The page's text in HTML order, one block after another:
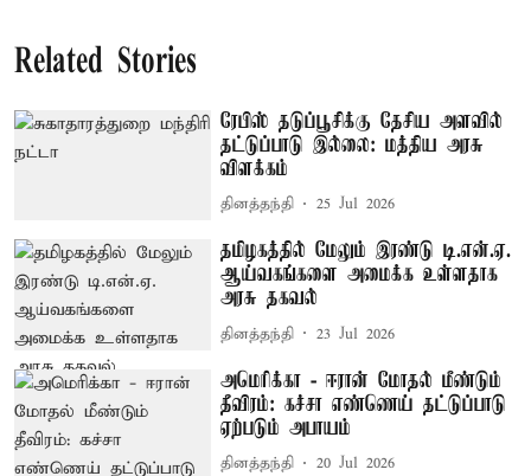
Related Stories
ரேபிஸ் தடுப்பூசிக்கு தேசிய அளவில்
தட்டுப்பாடு இல்லை: மத்திய அரசு
விளக்கம்
தினத்தந்தி 25 Jul 2026
தமிழகத்தில் மேலும் இரண்டு டி.என்.ஏ.
ஆய்வகங்களை அமைக்க உள்ளதாக
அரசு தகவல்
தினத்தந்தி 23 Jul 2026
அமெரிக்கா - ஈரான் மோதல் மீண்டும்
தீவிரம்: கச்சா எண்ணெய் தட்டுப்பாடு
ஏற்படும் அபாயம்
தினத்தந்தி 20 Jul 2026